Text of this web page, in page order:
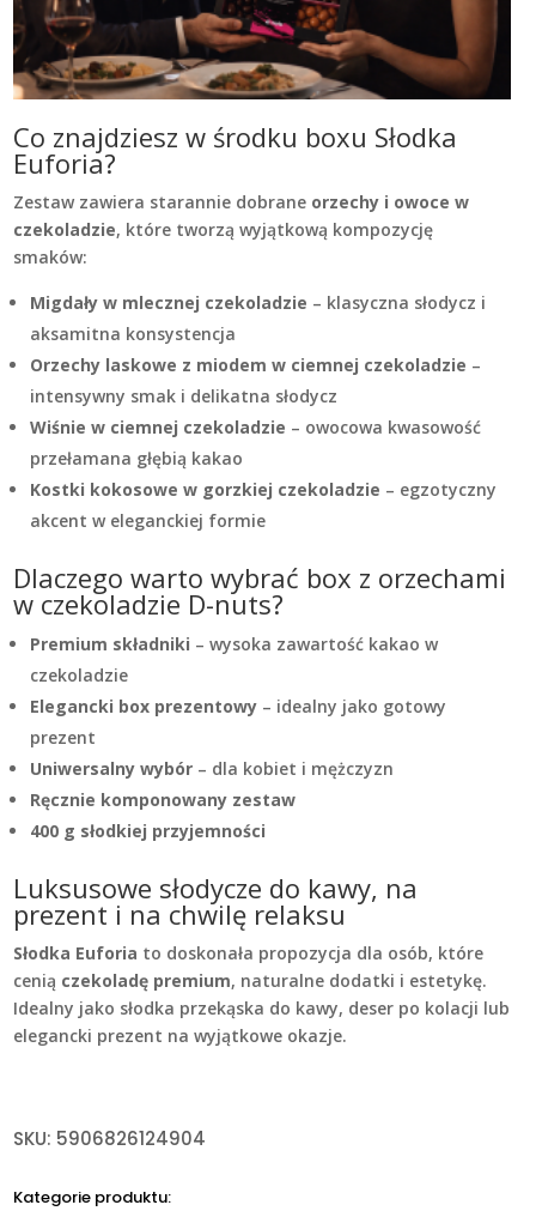
Co znajdziesz w środku boxu Słodka
Euforia?
Zestaw zawiera starannie dobrane orzechy i owoce w
czekoladzie, które tworzą wyjątkową kompozycję
smaków:
Migdały w mlecznej czekoladzie – klasyczna słodycz i
aksamitna konsystencja
Orzechy laskowe z miodem w ciemnej czekoladzie –
intensywny smak i delikatna słodycz
Wiśnie w ciemnej czekoladzie – owocowa kwasowość
przełamana głębią kakao
Kostki kokosowe w gorzkiej czekoladzie – egzotyczny
akcent w eleganckiej formie
Dlaczego warto wybrać box z orzechami
w czekoladzie D-nuts?
Premium składniki – wysoka zawartość kakao w
czekoladzie
Elegancki box prezentowy – idealny jako gotowy
prezent
Uniwersalny wybór – dla kobiet i mężczyzn
Ręcznie komponowany zestaw
400 g słodkiej przyjemności
Luksusowe słodycze do kawy, na
prezent i na chwilę relaksu
Słodka Euforia to doskonała propozycja dla osób, które
cenią czekoladę premium, naturalne dodatki i estetykę.
Idealny jako słodka przekąska do kawy, deser po kolacji lub
elegancki prezent na wyjątkowe okazje.
SKU: 5906826124904
Kategorie produktu: